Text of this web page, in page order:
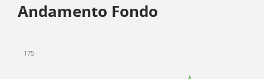
Andamento Fondo
175